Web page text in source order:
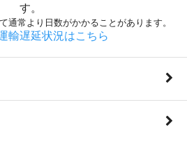
す。
通常より日数がかかることがあります。
輸遅延状況はこちら